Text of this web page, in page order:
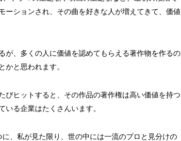
ーションされ、その曲を好きな人が増えてきて、価値
が、多くの人に価値を認めてもらえる著作物を作るの
かと思われます。
びヒットすると、その作品の著作権は高い価値を持つ
る企業はたくさんいます。
、私が見た限り、世の中には一流のプロと見分けの